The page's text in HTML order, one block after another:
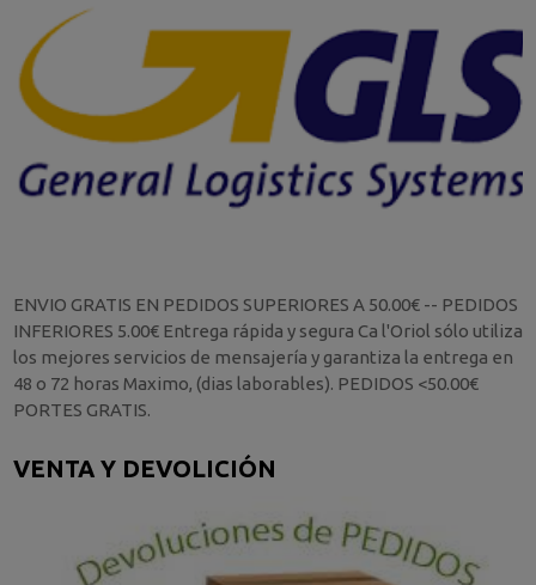
ENVIO GRATIS EN PEDIDOS SUPERIORES A 50.00€ -- PEDIDOS
INFERIORES 5.00€ Entrega rápida y segura Ca l'Oriol sólo utiliza
los mejores servicios de mensajería y garantiza la entrega en
48 o 72 horas Maximo, (dias laborables). PEDIDOS <50.00€
PORTES GRATIS.
VENTA Y DEVOLICIÓN